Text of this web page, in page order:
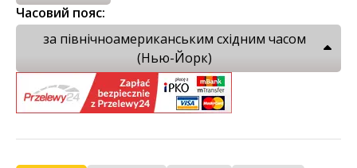
Часовий пояс:
за північноамериканським східним часом
(Нью-Йорк)